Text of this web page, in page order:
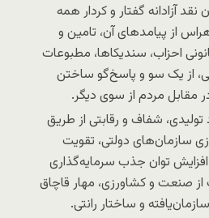
آزادانه گفتار و کردار همه
از پیامدهای آن، تامین و
احزاب، سندیکاها، مطبوعات
از یک سو و پاسخ‌گو ساختن
مقابل مردم از سوی دیگر.
تولیدی، شفاف و رقابتی از طریق
سازمان‌های دولتی، تقویت
توان جذب سرمایه‌گذاری
صنعت و کشاورزی، مهار قاچاق
و ساختار رانتی.